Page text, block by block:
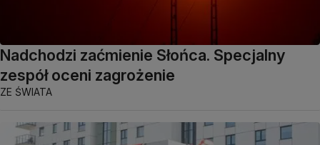
Nadchodzi zaćmienie Słońca. Specjalny
zespół oceni zagrożenie
ZE ŚWIATA